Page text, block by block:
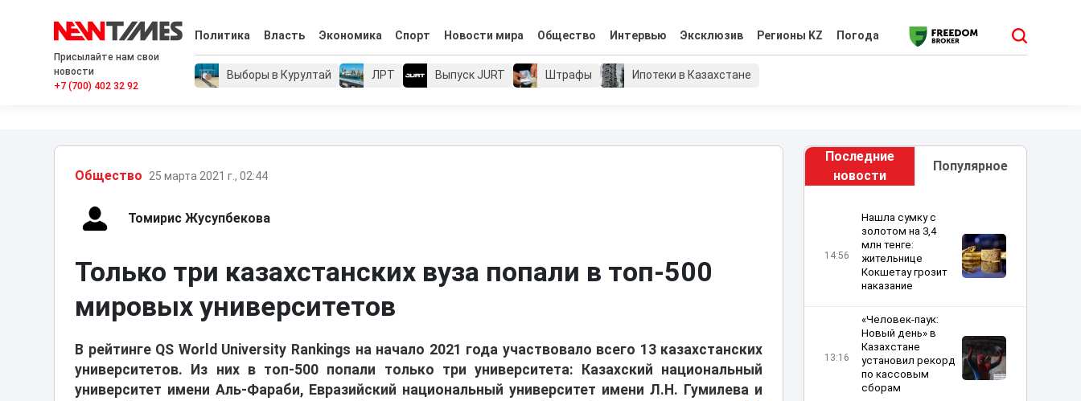
Присылайте нам свои
новости
+7 (700) 402 32 92
Политика Власть Экономика Спорт Новости мира Общество Интервью Эксклюзив Регионы KZ Погода
Выборы в Курултай ЛРТ Выпуск JURT Штрафы Ипотеки в Казахстане
Общество 25 марта 2021 г., 02:44
Томирис Жусупбекова
Только три казахстанских вуза попали в топ-500
мировых университетов
В рейтинге QS World University Rankings на начало 2021 года участвовало всего 13 казахстанских
университетов. Из них в топ-500 попали только три университета: Казахский национальный
университет имени Аль-Фараби, Евразийский национальный университет имени Л.Н. Гумилева и
Последние
новости
Популярное
14:56
Нашла сумку с
золотом на 3,4
млн тенге:
жительнице
Кокшетау грозит
наказание
13:16
«Человек-паук:
Новый день» в
Казахстане
установил рекорд
по кассовым
сборам